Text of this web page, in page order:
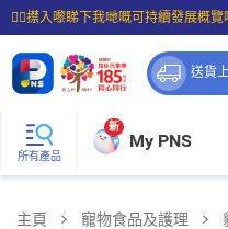
☝🏼㩒入嚟睇下我哋嘅可持續發展概覽
⭐購物滿$399即享免費送貨；滿
送貨
所有產品
新
My PNS
主頁 寵物食品及護理